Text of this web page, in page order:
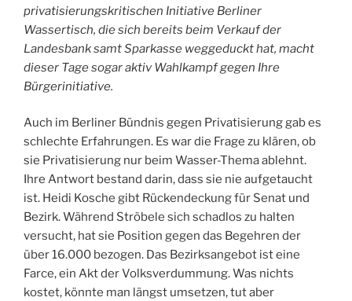
privatisierungskritischen Initiative Berliner
Wassertisch, die sich bereits beim Verkauf der
Landesbank samt Sparkasse weggeduckt hat, macht
dieser Tage sogar aktiv Wahlkampf gegen Ihre
Bürgerinitiative.
Auch im Berliner Bündnis gegen Privatisierung gab es
schlechte Erfahrungen. Es war die Frage zu klären, ob
sie Privatisierung nur beim Wasser-Thema ablehnt.
Ihre Antwort bestand darin, dass sie nie aufgetaucht
ist. Heidi Kosche gibt Rückendeckung für Senat und
Bezirk. Während Ströbele sich schadlos zu halten
versucht, hat sie Position gegen das Begehren der
über 16.000 bezogen. Das Bezirksangebot ist eine
Farce, ein Akt der Volksverdummung. Was nichts
kostet, könnte man längst umsetzen, tut aber